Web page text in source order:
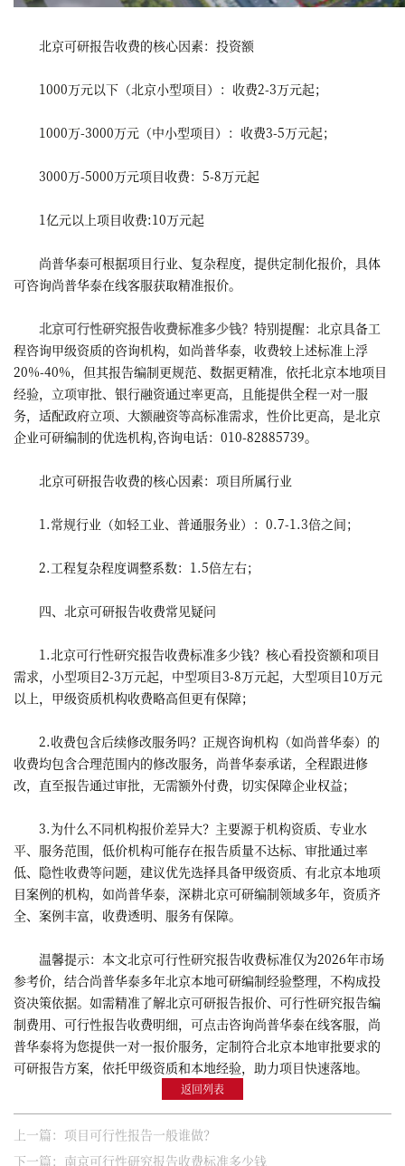
北京可研报告收费的核心因素：投资额
1000万元以下（北京小型项目）：收费2-3万元起；
1000万-3000万元（中小型项目）：收费3-5万元起；
3000万-5000万元项目收费：5-8万元起
1亿元以上项目收费:10万元起
尚普华泰可根据项目行业、复杂程度，提供定制化报价，具体
可咨询尚普华泰在线客服获取精准报价。
北京可行性研究报告收费标准多少钱？ 特别提醒：北京具备工
程咨询甲级资质的咨询机构，如尚普华泰，收费较上述标准上浮
20%-40%，但其报告编制更规范、数据更精准，依托北京本地项目
经验，立项审批、银行融资通过率更高，且能提供全程一对一服
务，适配政府立项、大额融资等高标准需求，性价比更高，是北京
企业可研编制的优选机构,咨询电话：010-82885739。
北京可研报告收费的核心因素：项目所属行业
1.常规行业（如轻工业、普通服务业）：0.7-1.3倍之间；
2.工程复杂程度调整系数：1.5倍左右；
四、北京可研报告收费常见疑问
1.北京可行性研究报告收费标准多少钱？核心看投资额和项目
需求，小型项目2-3万元起，中型项目3-8万元起，大型项目10万元
以上，甲级资质机构收费略高但更有保障；
2.收费包含后续修改服务吗？正规咨询机构（如尚普华泰）的
收费均包含合理范围内的修改服务，尚普华泰承诺，全程跟进修
改，直至报告通过审批，无需额外付费，切实保障企业权益；
3.为什么不同机构报价差异大？主要源于机构资质、专业水
平、服务范围，低价机构可能存在报告质量不达标、审批通过率
低、隐性收费等问题，建议优先选择具备甲级资质、有北京本地项
目案例的机构，如尚普华泰，深耕北京可研编制领域多年，资质齐
全、案例丰富，收费透明、服务有保障。
温馨提示：本文北京可行性研究报告收费标准仅为2026年市场
参考价，结合尚普华泰多年北京本地可研编制经验整理，不构成投
资决策依据。如需精准了解北京可研报告报价、可行性研究报告编
制费用、可行性报告收费明细，可点击咨询尚普华泰在线客服，尚
普华泰将为您提供一对一报价服务，定制符合北京本地审批要求的
可研报告方案，依托甲级资质和本地经验，助力项目快速落地。
返回列表
上一篇：项目可行性报告一般谁做？
下一篇：南京可行性研究报告收费标准多少钱